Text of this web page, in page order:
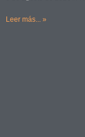
Leer más... »